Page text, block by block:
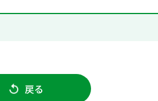
戻る